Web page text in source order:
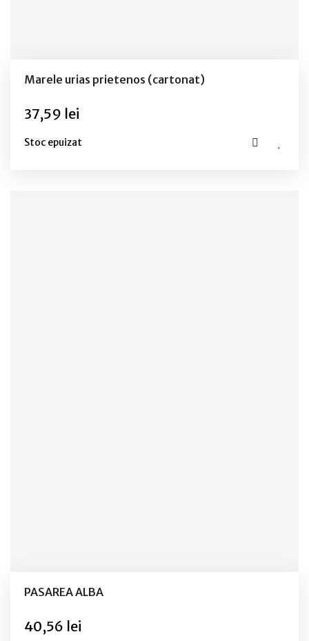
Marele urias prietenos (cartonat)
37,59 lei
Stoc epuizat
PASAREA ALBA
40,56 lei